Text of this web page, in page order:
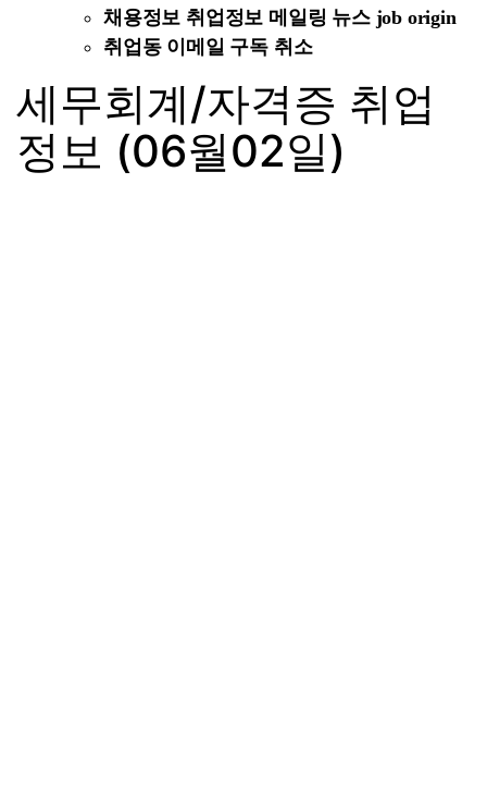
채용정보 취업정보 메일링 뉴스 job origin
취업동 이메일 구독 취소
세무회계/자격증 취업
정보 (06월02일)